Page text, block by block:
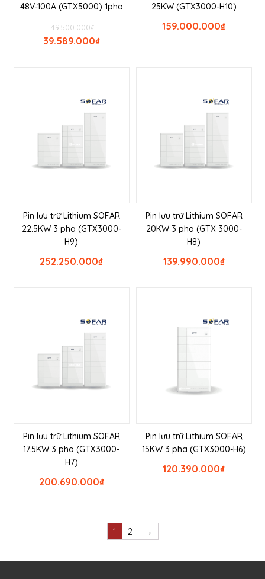
48V-100A (GTX5000) 1pha
₫
49.500.000
₫
39.589.000
25KW (GTX3000-H10)
₫
159.000.000
Pin lưu trữ Lithium SOFAR
22.5KW 3 pha (GTX3000-
H9)
₫
252.250.000
Pin lưu trữ Lithium SOFAR
20KW 3 pha (GTX 3000-
H8)
₫
139.990.000
Pin lưu trữ Lithium SOFAR
17.5KW 3 pha (GTX3000-
H7)
₫
200.690.000
Pin lưu trữ Lithium SOFAR
15KW 3 pha (GTX3000-H6)
₫
120.390.000
1 2 →